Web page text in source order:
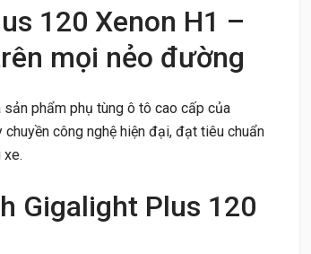
120 Xenon H1 –
mọi nẻo đường
sản phẩm phụ tùng ô tô cao cấp của
công nghệ hiện đại, đạt tiêu chuẩn
xe.
Gigalight Plus 120